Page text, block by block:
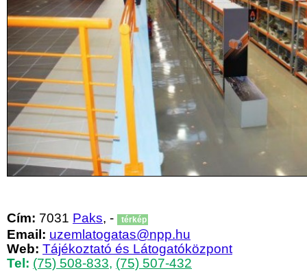
Cím: 7031 Paks, - térkép
Email: uzemlatogatas@npp.hu
Web: Tájékoztató és Látogatóközpont
Tel: (75) 508-833, (75) 507-432